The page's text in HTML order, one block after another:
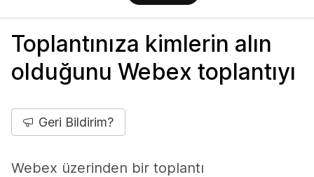
Toplantınıza kimlerin alın
olduğunu Webex toplantıyı
Geri Bildirim?
Webex üzerinden bir toplantı